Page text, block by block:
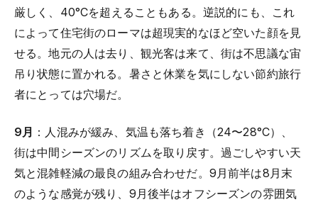
厳しく、40°Cを超えることもある。逆説的にも、これ
によって住宅街のローマは超現実的なほど空いた顔を見
せる。地元の人は去り、観光客は来て、街は不思議な宙
吊り状態に置かれる。暑さと休業を気にしない節約旅行
者にとっては穴場だ。
9月 ：人混みが緩み、気温も落ち着き（24〜28°C）、
街は中間シーズンのリズムを取り戻す。過ごしやすい天
気と混雑軽減の最良の組み合わせだ。9月前半は8月末
のような感覚が残り、9月後半はオフシーズンの雰囲気